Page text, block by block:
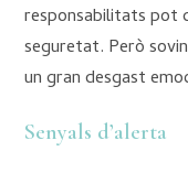
responsabilitats pot
seguretat. Però
un gran desgast
Senyals d’alerta